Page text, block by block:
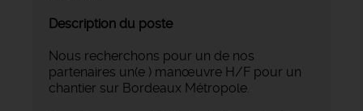
Description du poste
Nous recherchons pour un de nos
partenaires un(e ) manœuvre H/F pour un
chantier sur Bordeaux Métropole.